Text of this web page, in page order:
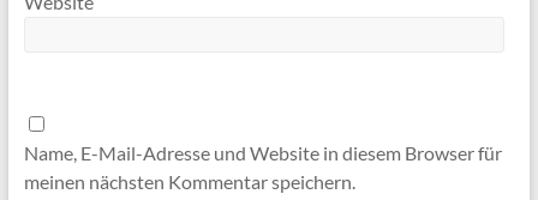
Name, E-Mail-Adresse und Website in diesem Browser für
meinen nächsten Kommentar speichern.